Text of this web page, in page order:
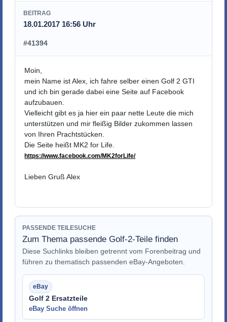
BEITRAG
18.01.2017 16:56 Uhr
#41394
Moin,
mein Name ist Alex, ich fahre selber einen Golf 2 GTI
und ich bin gerade dabei eine Seite auf Facebook
aufzubauen.
Vielleicht gibt es ja hier ein paar nette Leute die mich
unterstützen und mir fleißig Bilder zukommen lassen
von Ihren Prachtstücken.
Die Seite heißt MK2 for Life.
https://www.facebook.com/MK2forLife/
Lieben Gruß Alex
PASSENDE TEILESUCHE
Zum Thema passende Golf-2-Teile finden
Diese Suchlinks bleiben getrennt vom Forenbeitrag und
führen zu thematisch passenden eBay-Angeboten.
Golf 2 Ersatzteile
eBay Suche öffnen